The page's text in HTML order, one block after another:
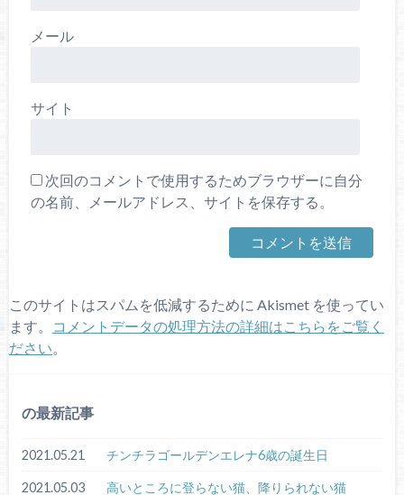
メール
サイト
次回のコメントで使用するためブラウザーに自分
の名前、メールアドレス、サイトを保存する。
このサイトはスパムを低減するために Akismet を使ってい
ます。
コメントデータの処理方法の詳細はこちらをご覧く
ださい。
の最新記事
2021.05.21 チンチラゴールデンエレナ6歳の誕生日
2021.05.03 高いところに登らない猫、降りられない猫